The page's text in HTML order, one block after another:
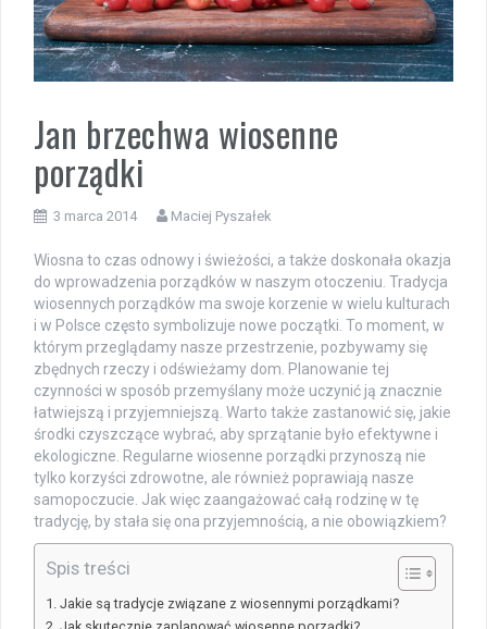
Jan brzechwa wiosenne
porządki
3 marca 2014 Maciej Pyszałek
Wiosna to czas odnowy i świeżości, a także doskonała okazja
do wprowadzenia porządków w naszym otoczeniu. Tradycja
wiosennych porządków ma swoje korzenie w wielu kulturach
i w Polsce często symbolizuje nowe początki. To moment, w
którym przeglądamy nasze przestrzenie, pozbywamy się
zbędnych rzeczy i odświeżamy dom. Planowanie tej
czynności w sposób przemyślany może uczynić ją znacznie
łatwiejszą i przyjemniejszą. Warto także zastanowić się, jakie
środki czyszczące wybrać, aby sprzątanie było efektywne i
ekologiczne. Regularne wiosenne porządki przynoszą nie
tylko korzyści zdrowotne, ale również poprawiają nasze
samopoczucie. Jak więc zaangażować całą rodzinę w tę
tradycję, by stała się ona przyjemnością, a nie obowiązkiem?
Spis treści
Jakie są tradycje związane z wiosennymi porządkami?